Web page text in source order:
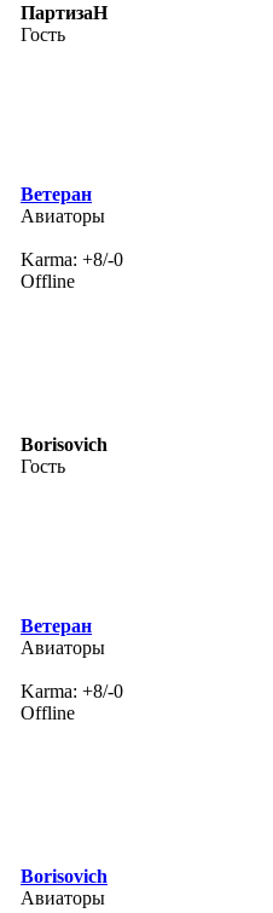
ПартизаН
Гость
Ветеран
Авиаторы
Karma: +8/-0
Offline
Borisovich
Гость
Ветеран
Авиаторы
Karma: +8/-0
Offline
Borisovich
Авиаторы